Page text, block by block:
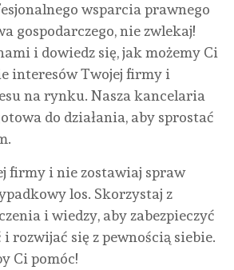
wsparcia prawnego
gospodarczego, nie zwlekaj!
i dowiedz się, jak możemy Ci
interesów Twojej firmy i
na rynku. Nasza kancelaria
do działania, aby sprostać
firmy i nie zostawiaj spraw
los. Skorzystaj z
i wiedzy, aby zabezpieczyć
i rozwijać się z pewnością siebie.
Ci pomóc!